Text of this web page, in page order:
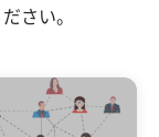
さい。